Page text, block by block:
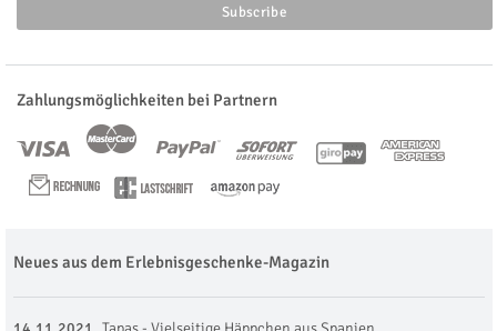
Zahlungsmöglichkeiten bei Partnern
Neues aus dem Erlebnisgeschenke-Magazin